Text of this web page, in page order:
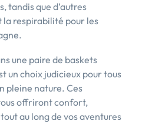
tandis que d’autres
respirabilité pour les
une paire de baskets
un choix judicieux pour tous
pleine nature. Ces
offriront confort,
au long de vos aventures